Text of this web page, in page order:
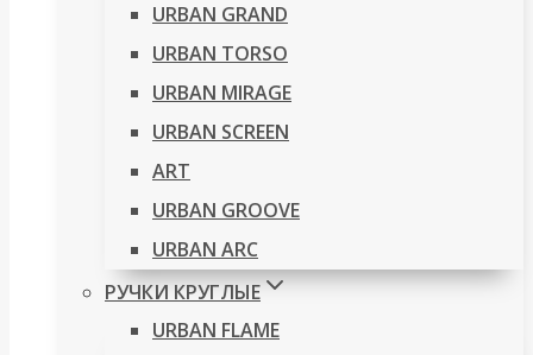
URBAN GRAND
URBAN TORSO
URBAN MIRAGE
URBAN SCREEN
ART
URBAN GROOVE
URBAN ARC
РУЧКИ КРУГЛЫЕ
URBAN FLAME